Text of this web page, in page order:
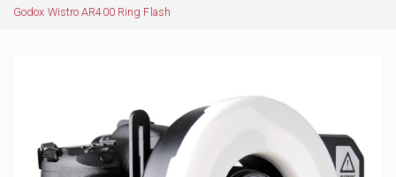
Godox Wistro AR400 Ring Flash